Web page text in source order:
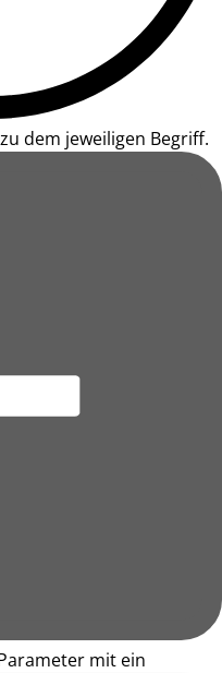
dem jeweiligen Begriff.
mit ein